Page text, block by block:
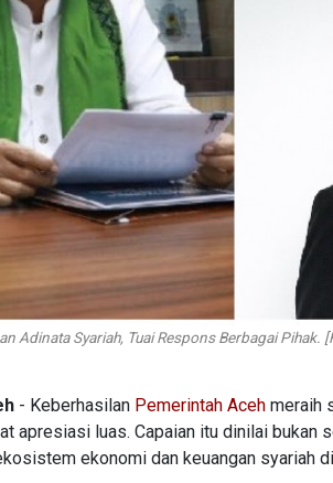
Adinata Syariah, Tuai Respons Berbagai
- Keberhasilan Pemerintah Aceh meraih
apresiasi luas. Capaian itu dinilai bukan
ekonomi dan keuangan syariah